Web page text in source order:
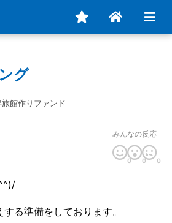
グ
館作りファンド
みんなの反応
0 0 0
る準備をしております。